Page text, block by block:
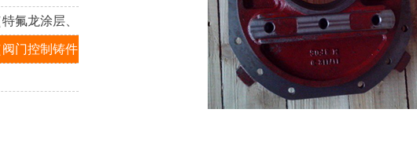
氟龙涂层、
门控制铸件